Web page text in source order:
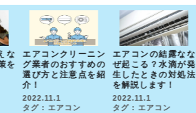
な
を
エアコンクリーニン
グ業者のおすすめの
選び方と注意点を紹
介！
2022.11.1
タグ : エアコン
エアコンの結露なな
ぜ起こる？水滴が発
生したときの対処法
を解説します！
2022.11.1
タグ : エアコン